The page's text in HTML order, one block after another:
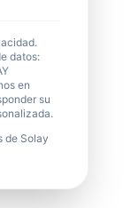
datos:
en
su
de Solay